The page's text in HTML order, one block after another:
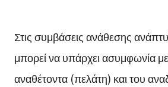
Στις συμβάσεις ανάθεσης
μπορεί να υπάρχει ασυμφωνία
αναθέτοντα (πελάτη) και του